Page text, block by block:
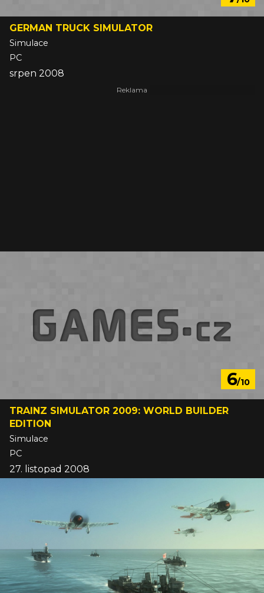
GERMAN TRUCK SIMULATOR
Simulace
PC
srpen 2008
6/10
TRAINZ SIMULATOR 2009: WORLD BUILDER
EDITION
Simulace
PC
27. listopad 2008